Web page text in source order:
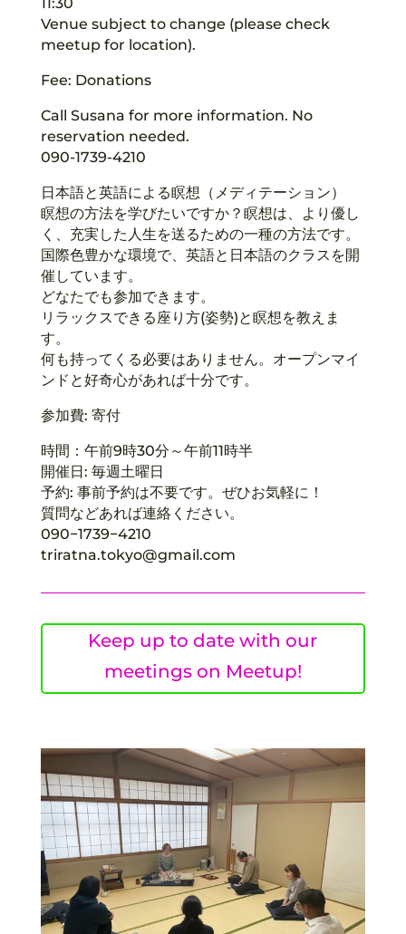
Venue subject to change (please check
meetup for location).
Fee: Donations
Call Susana for more information. No
reservation needed.
090-1739-4210
日本語と英語による瞑想（メディテーション）
瞑想の方法を学びたいですか？瞑想は、より優し
く、充実した人生を送るための一種の方法です。
国際色豊かな環境で、英語と日本語のクラスを開
催しています。
どなたでも参加できます。
リラックスできる座り方(姿勢)と瞑想を教えま
す。
何も持ってくる必要はありません。オープンマイ
ンドと好奇心があれば十分です。
参加費: 寄付
時間：午前9時30分～午前11時半
開催日: 毎週土曜日
予約: 事前予約は不要です。ぜひお気軽に！
質問などあれば連絡ください。
090−1739−4210
triratna.tokyo@gmail.com
Keep up to date with our
meetings on Meetup!